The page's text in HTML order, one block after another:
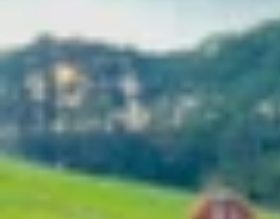
Tin MớiĐánh Giá - Trên TaySo
mãi
Thủ thuậtHỏi đápApp -
hàng - Sự kiện
OnePlus Pad 2 Pro
mắt với
hình 13.2 inch 3.4K